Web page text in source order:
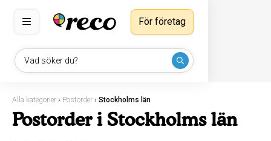
Vad söker du?
För företag
Alla kategorier › Postorder › Stockholms län
Postorder i Stockholms län